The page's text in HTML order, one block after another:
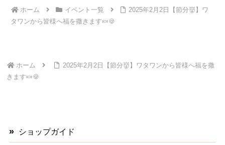
ホーム イベント一覧
2025年2月2日【節分👹】ワ
タワンから皆様へ福を撒きます🍬🍪
ホーム
2025年2月2日【節分👹】ワタワンから皆様へ福を撒
きます🍬🍪
ショップガイド